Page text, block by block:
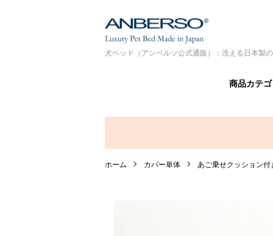
犬ベッド（アンベルソ公式通販）：洗える日本製
商品カテ
ホーム カバー単体 あご乗せクッション付